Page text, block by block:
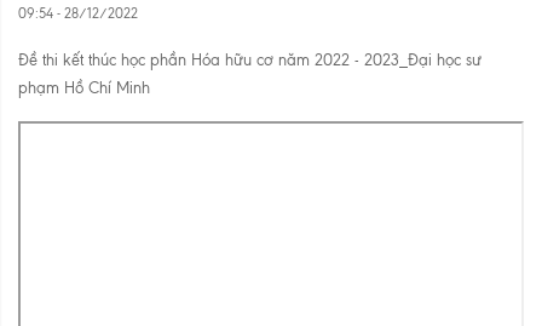
09:54 - 28/12/2022
Đề thi kết thúc học phần Hóa hữu cơ năm 2022 - 2023_Đại học sư
phạm Hồ Chí Minh